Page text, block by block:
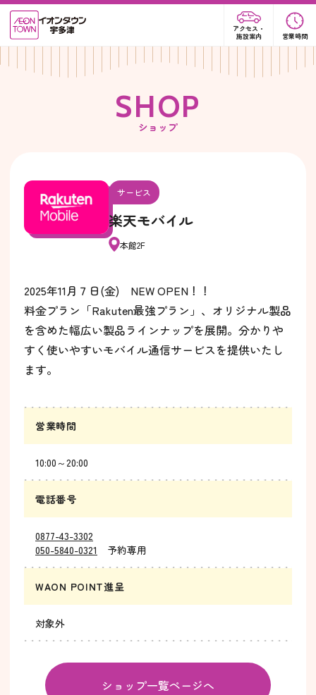
アクセス・
施設案内
営業時間
SHOP
ショップ
サービス
楽天モバイル
本館2F
2025年11月７日(金) NEW OPEN！！
料金プラン「Rakuten最強プラン」、オリジナル製品
を含めた幅広い製品ラインナップを展開。分かりや
すく使いやすいモバイル通信サービスを提供いたし
ます。
営業時間
10:00～20:00
電話番号
0877-43-3302
050-5840-0321
予約専用
WAON POINT進呈
対象外
ショップ一覧ページへ